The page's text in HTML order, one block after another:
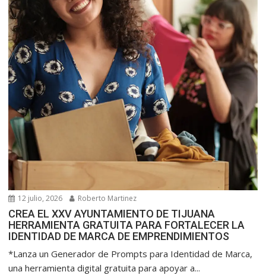
12 julio, 2026 Roberto Martinez
CREA EL XXV AYUNTAMIENTO DE TIJUANA
HERRAMIENTA GRATUITA PARA FORTALECER LA
IDENTIDAD DE MARCA DE EMPRENDIMIENTOS
*Lanza un Generador de Prompts para Identidad de Marca,
una herramienta digital gratuita para apoyar a...